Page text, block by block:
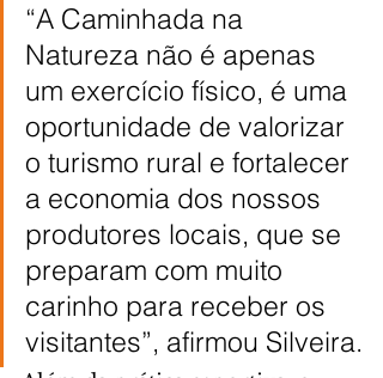
“A Caminhada na
Natureza não é apenas
um exercício físico, é uma
oportunidade de valorizar
o turismo rural e fortalecer
a economia dos nossos
produtores locais, que se
preparam com muito
carinho para receber os
visitantes”, afirmou Silveira.